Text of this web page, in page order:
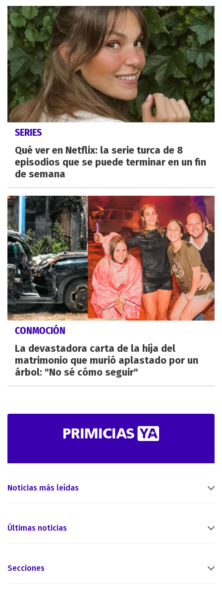
SERIES
Qué ver en Netflix: la serie turca de 8
episodios que se puede terminar en un fin
de semana
CONMOCIÓN
La devastadora carta de la hija del
matrimonio que murió aplastado por un
árbol: "No sé cómo seguir"
Noticias más leídas
Últimas noticias
Secciones